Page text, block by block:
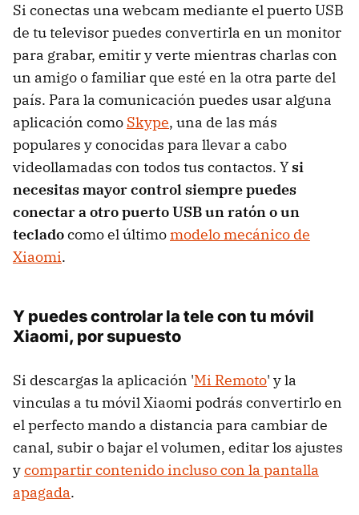
Si conectas una webcam mediante el puerto USB
de tu televisor puedes convertirla en un monitor
para grabar, emitir y verte mientras charlas con
un amigo o familiar que esté en la otra parte del
país. Para la comunicación puedes usar alguna
aplicación como Skype, una de las más
populares y conocidas para llevar a cabo
videollamadas con todos tus contactos. Ysi
necesitas mayor control siempre puedes
conectar a otro puerto USB un ratón o un
tecladocomo el últimomodelo mecánico de
Xiaomi.
Y puedes controlar la tele con tu móvil
Xiaomi, por supuesto
Si descargas la aplicación 'Mi Remoto' y la
vinculas a tu móvil Xiaomi podrás convertirlo en
el perfecto mando a distancia para cambiar de
canal, subir o bajar el volumen, editar los ajustes
ycompartir contenido incluso con la pantalla
apagada.